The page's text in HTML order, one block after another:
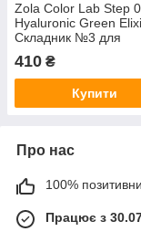
Zola Color Lab Step
Hyaluronic Green
Складник №3 для
ламінування вій і брів
Флакон 10 мл
410 ₴
Купити
Про нас
100%
Працює з